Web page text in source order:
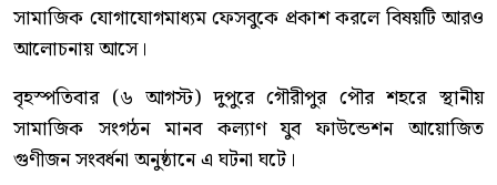
সামাজিক যোগাযোগমাধ্যম ফেসবুকে প্রকাশ করলে বিষয়টি আরও
আলোচনায় আসে।
বৃহস্পতিবার (৬ আগস্ট) দুপুরে গৌরীপুর পৌর শহরে স্থানীয়
সামাজিক সংগঠন মানব কল্যাণ যুব ফাউন্ডেশন আয়োজিত
গুণীজন সংবর্ধনা অনুষ্ঠানে এ ঘটনা ঘটে।